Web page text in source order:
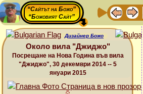
“Сайтът на Божо”
“Божовият Сайт”
Дизайнер Божо
Около вила "Джиджо"
Посрещане на Нова Година във вила
"Джиджо", 30 декември 2014 -- 5
януари 2015